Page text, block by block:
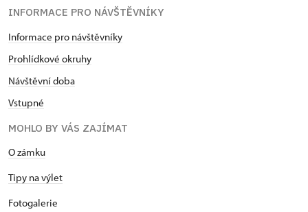
INFORMACE PRO NÁVŠTĚVNÍKY
Informace pro návštěvníky
Prohlídkové okruhy
Návštěvní doba
Vstupné
MOHLO BY VÁS ZAJÍMAT
O zámku
Tipy na výlet
Fotogalerie